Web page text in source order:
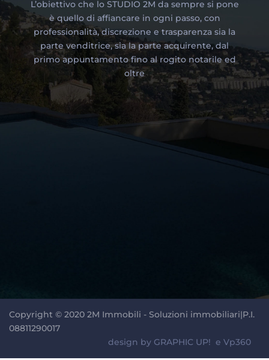
L’obiettivo che lo STUDIO 2M da sempre si pone
è quello di affiancare in ogni passo, con
professionalità, discrezione e trasparenza sia la
parte venditrice, sia la parte acquirente, dal
primo appuntamento fino al rogito notarile ed
oltre
Copyright © 2020 2M Immobili - Soluzioni immobiliari|P.I.
08811290017
design by GRAPHIC UP! e Vp360